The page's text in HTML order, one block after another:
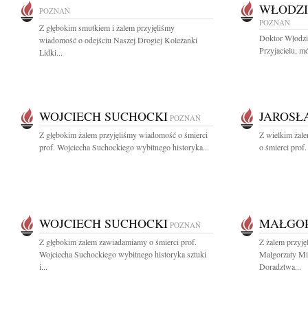
POZNAŃ
Z głębokim smutkiem i żalem przyjęliśmy
wiadomość o odejściu Naszej Drogiej Koleżanki
Lidki...
POZNAŃ
Doktor
Przyjacielu,
WOJCIECH SUCHOCKI POZNAŃ
Z głębokim żalem przyjęliśmy wiadomość o śmierci
prof. Wojciecha Suchockiego wybitnego historyka...
Z wielkim
o śmierci
WOJCIECH SUCHOCKI POZNAŃ
Z głębokim żalem zawiadamiamy o śmierci prof.
Wojciecha Suchockiego wybitnego historyka sztuki
i...
Z żalem
Małgorzaty
Doradztwa...